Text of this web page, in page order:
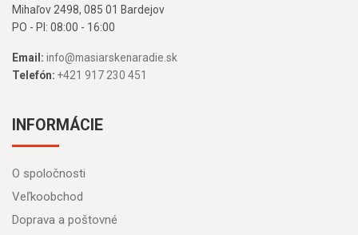
Mihaľov 2498, 085 01 Bardejov
PO - PI: 08:00 - 16:00
Email: info@masiarskenaradie.sk
Telefón: +421 917 230 451
INFORMÁCIE
O spoločnosti
Veľkoobchod
Doprava a poštovné